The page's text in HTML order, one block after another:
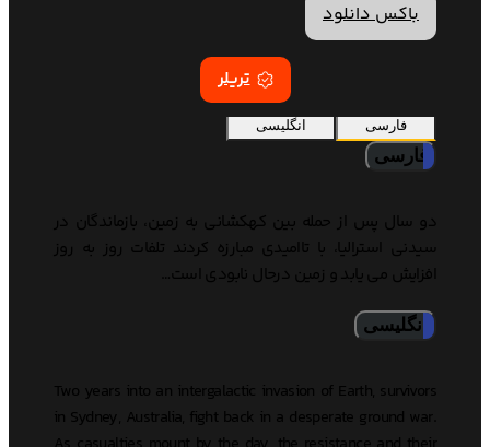
باکس دانلود
تریلر
فارسی انگلیسی
فارسی
دو سال پس از حمله بین کهکشانی به زمین، بازماندگان در
سیدنی استرالیا، با تاامیدی مبارزه کردند تلفات روز به روز
افزایش می یابد و زمین درحال نابودی است…
انگلیسی
Two years into an intergalactic invasion of Earth, survivors
in Sydney, Australia, fight back in a desperate ground war.